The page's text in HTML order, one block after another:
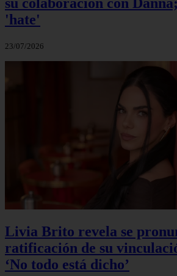
'hate'
23/07/2026
Livia Brito revela se
ratificación de su
‘No todo está dicho’